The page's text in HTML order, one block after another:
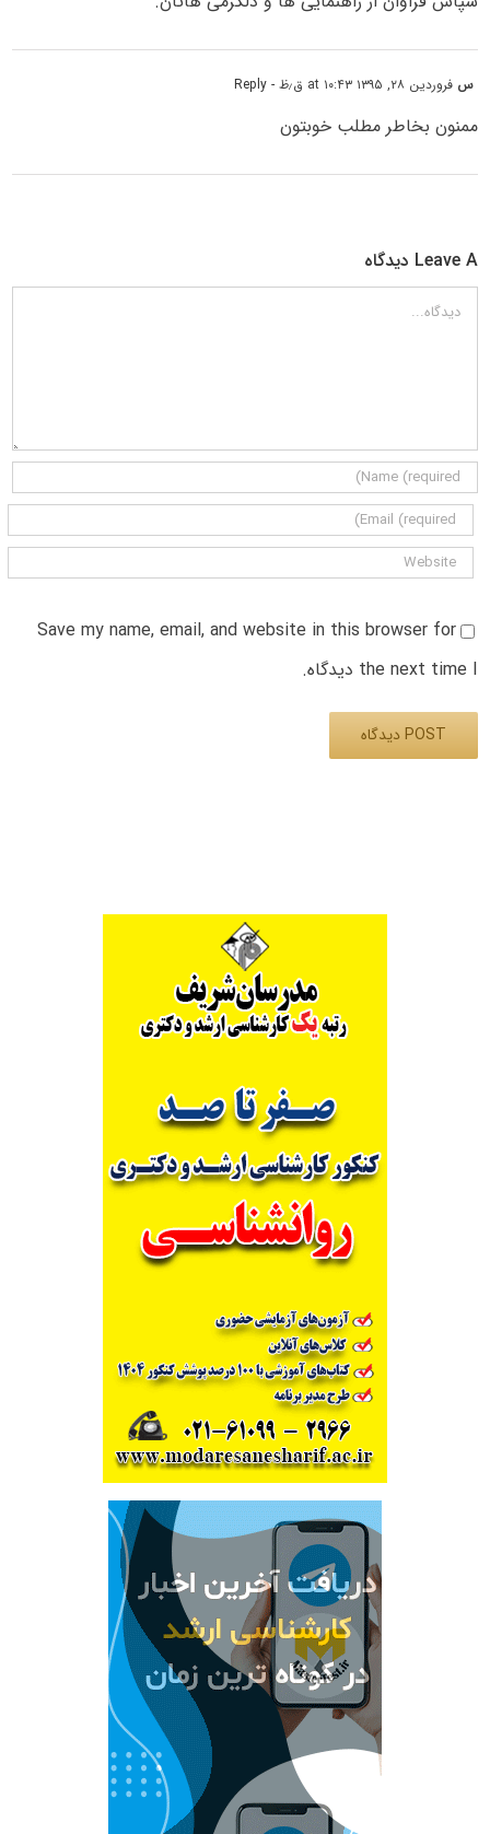
س فروردین ۲۸, ۱۳۹۵ at ۱۰:۴۳ ق٫ظ - Reply
ممنون بخاطر مطلب خوبتون
Leave A دیدگاه
دیدگاه
Save my name, email, and website in this browser for
the next time I دیدگاه.